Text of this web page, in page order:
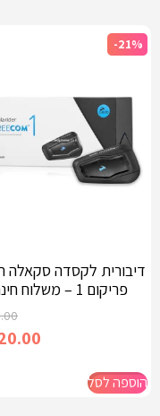
-21%
דיבורית לקסדה סקאלה
פריקום 1 – משלוח חינם
הוספה לסל